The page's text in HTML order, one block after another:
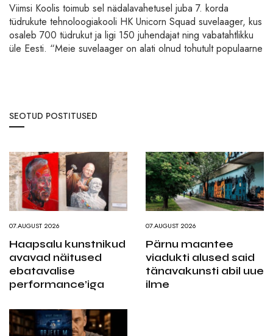
Viimsi Koolis toimub sel nädalavahetusel juba 7. korda
tüdrukute tehnoloogiakooli HK Unicorn Squad suvelaager, kus
osaleb 700 tüdrukut ja ligi 150 juhendajat ning vabatahtlikku
üle Eesti. “Meie suvelaager on alati olnud tohutult populaarne
SEOTUD POSTITUSED
07.AUGUST 2026
Haapsalu kunstnikud
avavad näitused
ebatavalise
performance’iga
07.AUGUST 2026
Pärnu maantee
viadukti alused said
tänavakunsti abil uue
ilme